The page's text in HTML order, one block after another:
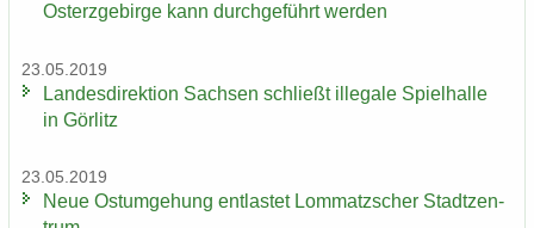
Osterzgebirge kann durch­ge­führt wer­den
23.05.2019
Lan­des­di­rek­ti­on Sach­sen schließt il­le­ga­le Spiel­hal­le
in Gör­litz
23.05.2019
Neue Ost­um­ge­hung ent­las­tet Lom­matz­scher Stadt­zen­